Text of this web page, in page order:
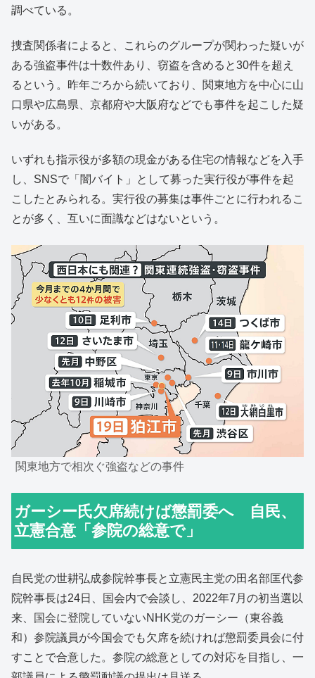
調べている。
捜査関係者によると、これらのグループが関わった疑いが
ある強盗事件は十数件あり、窃盗を含めると30件を超え
るという。昨年ごろから続いており、関東地方を中心に山
口県や広島県、京都府や大阪府などでも事件を起こした疑
いがある。
いずれも指示役が多額の現金がある住宅の情報などを入手
し、SNSで「闇バイト」として募った実行役が事件を起
こしたとみられる。実行役の募集は事件ごとに行われるこ
とが多く、互いに面識などはないという。
関東地方で相次ぐ強盗などの事件
ガーシー氏欠席続けば懲罰委へ 自民、
立憲合意「参院の総意で」
自民党の世耕弘成参院幹事長と立憲民主党の田名部匡代参
院幹事長は24日、国会内で会談し、2022年7月の初当選以
来、国会に登院していないNHK党のガーシー（東谷義
和）参院議員が今国会でも欠席を続ければ懲罰委員会に付
すことで合意した。参院の総意としての対応を目指し、一